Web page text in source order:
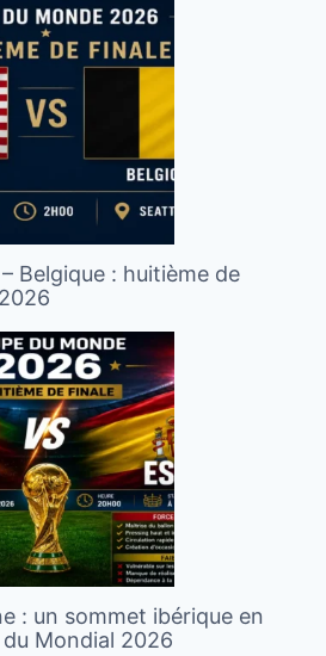
Belgique : huitième de
: un sommet ibérique en
Mondial 2026